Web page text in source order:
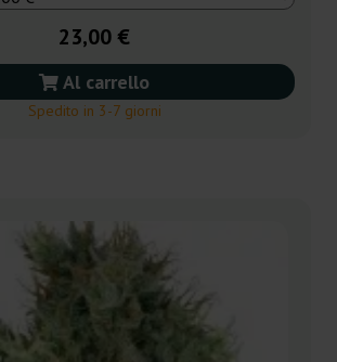
23,00 €
Al carrello
Spedito in 3-7 giorni